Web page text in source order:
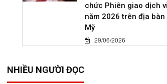
chức Phiên giao dịch
năm 2026 trên địa bàn
Mỹ
29/06/2026
NHIỀU NGƯỜI ĐỌC